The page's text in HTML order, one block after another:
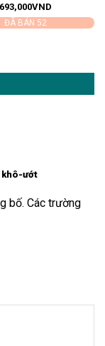
693,000VND
ĐÃ BÁN 52
khô-ướt
bố. Các trường